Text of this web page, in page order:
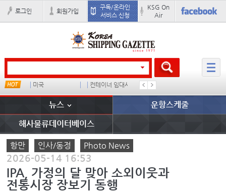
로그인 회원가입
구독/온라인
서비스 신청
KSG On
Air
미국 컨테이너 임대사 더블
뉴스 운항스케줄
해사물류데이터베이스
항만 인사/동정 Photo News
2026-05-14 16:53
IPA, 가정의 달 맞아 소외이웃과
전통시장 장보기 동행